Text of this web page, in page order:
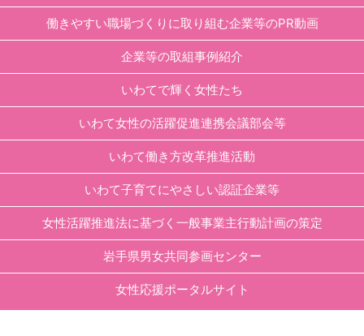
働きやすい職場づくりに取り組む企業等のPR動画
企業等の取組事例紹介
いわてで輝く女性たち
いわて女性の活躍促進連携会議部会等
いわて働き方改革推進活動
いわて子育てにやさしい認証企業等
女性活躍推進法に基づく一般事業主行動計画の策定
岩手県男女共同参画センター
女性応援ポータルサイト